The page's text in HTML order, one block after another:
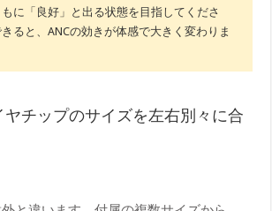
に「良好」と出る状態を目指してくださ
ると、ANCの効きが体感で大きく変わりま
ヤチップのサイズを左右別々に合